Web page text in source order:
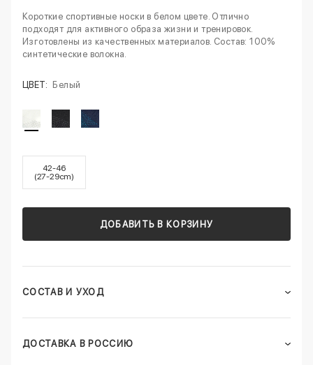
Короткие спортивные носки в белом цвете. Отлично
подходят для активного образа жизни и тренировок.
Изготовлены из качественных материалов. Состав: 100%
синтетические волокна.
ЦВЕТ: Белый
42-46
(27-29cm)
ДОБАВИТЬ В КОРЗИНУ
СОСТАВ И УХОД
ДОСТАВКА В РОССИЮ